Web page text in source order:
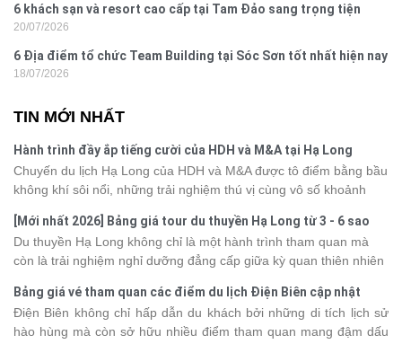
6 khách sạn và resort cao cấp tại Tam Đảo sang trọng tiện
nghi
20/07/2026
6 Địa điểm tổ chức Team Building tại Sóc Sơn tốt nhất hiện nay
18/07/2026
TIN MỚI NHẤT
Hành trình đầy ắp tiếng cười của HDH và M&A tại Hạ Long
Chuyến du lịch Hạ Long của HDH và M&A được tô điểm bằng bầu
không khí sôi nổi, những trải nghiệm thú vị cùng vô số khoảnh
phút giây đồng hành bên nhau, tất cả đã tạo nên một chuyến đi
tràn đầy cảm xúc và dấu ấn khó quên.
[Mới nhất 2026] Bảng giá tour du thuyền Hạ Long từ 3 - 6 sao
Du thuyền Hạ Long không chỉ là một hành trình tham quan mà
còn là trải nghiệm nghỉ dưỡng đẳng cấp giữa kỳ quan thiên nhiên
khác nhau, khiến nhiều du khách băn khoăn khi lựa chọn. Bài viết
dưới đây sẽ cập nhật bảng giá tour du thuyền Hạ Long mới nhất
2026 từ 3 - 6 sao, giúp bạn dễ dàng so sánh và tìm được hành
Bảng giá vé tham quan các điểm du lịch Điện Biên cập nhật
2026
Điện Biên không chỉ hấp dẫn du khách bởi những di tích lịch sử
hào hùng mà còn sở hữu nhiều điểm tham quan mang đậm dấu